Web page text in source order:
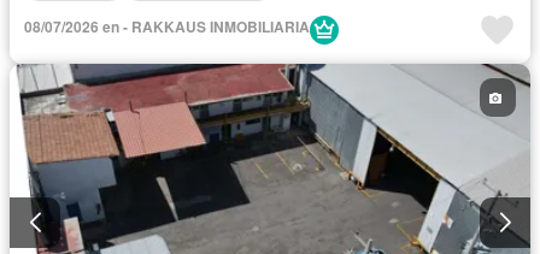
08/07/2026 en - RAKKAUS INMOBILIARIA